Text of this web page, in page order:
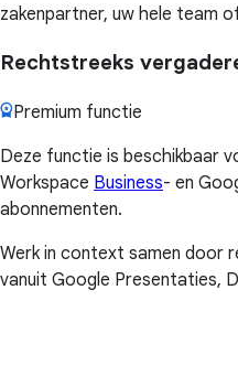
zakenpartner, uw hele team
Rechtstreeks
Premium functie
Deze functie is beschikbaar
Workspace Business- en
abonnementen.
Werk in context samen door
vanuit Google Presentaties,